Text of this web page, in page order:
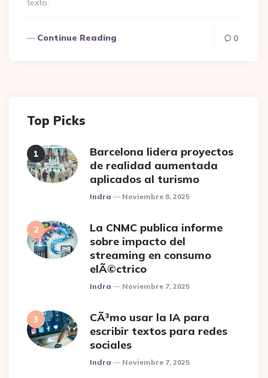
texto.
Continue Reading 0
Top Picks
Barcelona lidera proyectos
de realidad aumentada
aplicados al turismo
Posted
Indra Noviembre 8, 2025
La CNMC publica informe
sobre impacto del
streaming en consumo
elÃ©ctrico
Posted
Indra Noviembre 7, 2025
CÃ³mo usar la IA para
escribir textos para redes
sociales
Posted
Indra Noviembre 7, 2025